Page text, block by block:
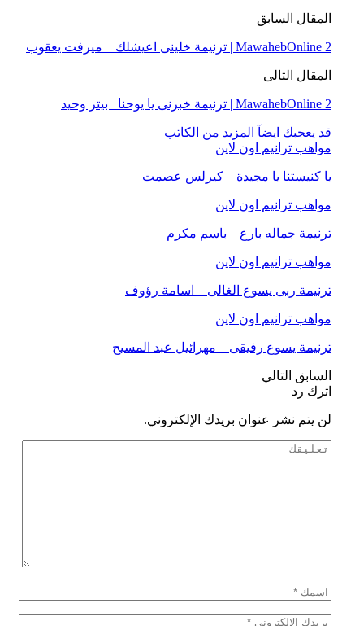
المقال السابق
MawahebOnline 2 | ترنيمة خلينى اعيشلك _ ميرفت يعقوب
المقال التالى
MawahebOnline 2 | ترنيمة خبرنى يا يوحنا_ بيتر وحيد
قد يعجبك ايضآ المزيد من الكاتب
مواهب ترانيم اون لاين
يا كنيستنا يا مجيدة _ كيرلس عصمت
مواهب ترانيم اون لاين
ترنيمة جماله بارع _ باسم مكرم
مواهب ترانيم اون لاين
ترنيمة ربى يسوع الغالى _ اسامة رؤوف
مواهب ترانيم اون لاين
ترنيمة يسوع رفيقى _ مهرائيل عبد المسيح
السابق التالي
اترك رد
لن يتم نشر عنوان بريدك الإلكتروني.